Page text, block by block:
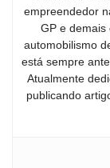
empreendedor
GP e demais
automobilismo
está sempre
Atualmente
publicando